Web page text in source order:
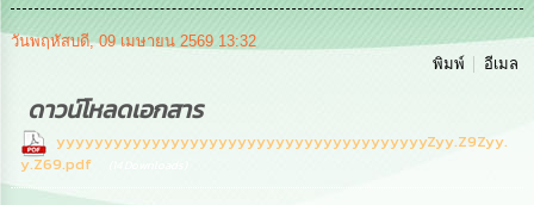
การ
คลัง
นโยบาย
วันพฤหัสบดี, 09 เมษายน 2569 13:32
พิมพ์
อีเมล
ดาวน์โหลดเอกสาร
yyyyyyyyyyyyyyyyyyyyyyyyyyyyyyyyyyyyyyyZyy.Z9Zyy.
y.Z69.pdf